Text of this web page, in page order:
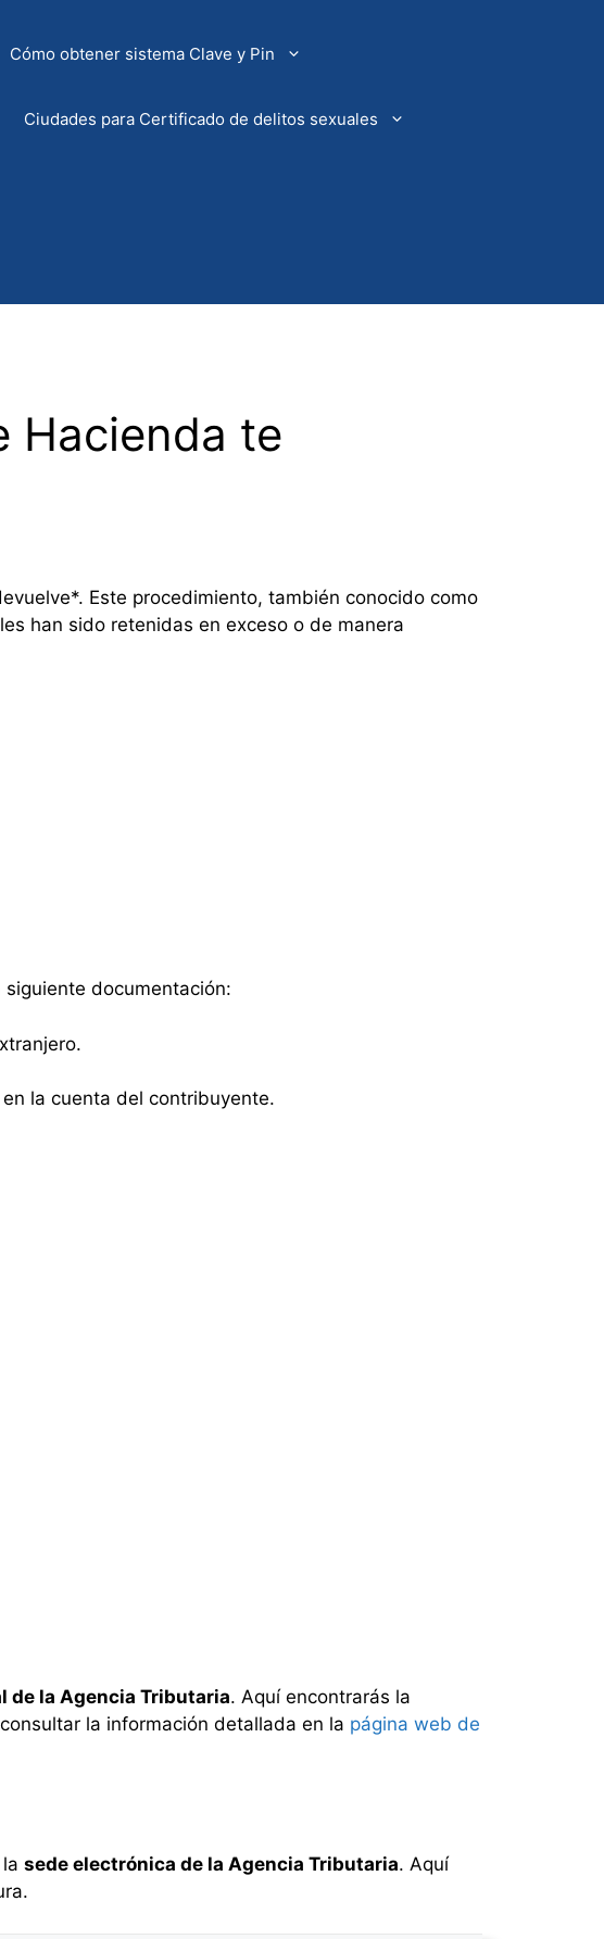
Cómo obtener sistema Clave y Pin
Ciudades para Certificado de delitos sexuales
Hacienda te
Este procedimiento, también conocido como
han sido retenidas en exceso o de manera
documentación:
la cuenta del contribuyente.
de la Agencia Tributaria. Aquí encontrarás la
la información detallada en la página web de
sede electrónica de la Agencia Tributaria. Aquí